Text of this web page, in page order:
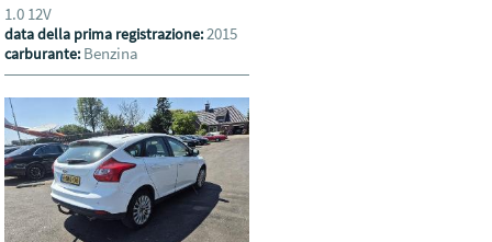
1.0 12V
data della prima registrazione:2015
carburante: Benzina